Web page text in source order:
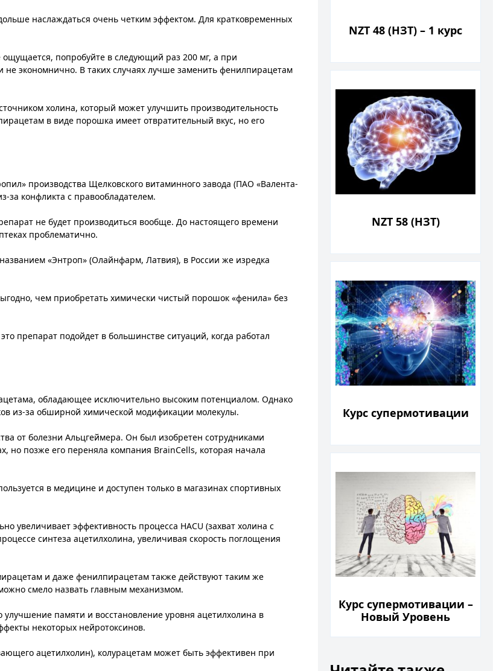
наслаждаться очень четким эффектом. Для кратковременных
попробуйте в следующий раз 200 мг, а при
экономнично. В таких случаях лучше заменить фенилпирацетам
холина, который может улучшить производительность
в виде порошка имеет отвратительный вкус, но его
производства Щелковского витаминного завода (ПАО «Валента-
за конфликта с правообладателем.
не будет производиться вообще. До настоящего времени
проблематично.
«Энтроп» (Олайнфарм, Латвия), в России же изредка
чем приобретать химически чистый порошок «фенила» без
препарат подойдет в большинстве ситуаций, когда работал
обладающее исключительно высоким потенциалом. Однако
из-за обширной химической модификации молекулы.
от болезни Альцгеймера. Он был изобретен сотрудниками
но позже его переняла компания BrainCells, которая начала
в медицине и доступен только в магазинах спортивных
увеличивает эффективность процесса HACU (захват холина с
синтеза ацетилхолина, увеличивая скорость поглощения
и даже фенилпирацетам также действуют таким же
смело назвать главным механизмом.
памяти и восстановление уровня ацетилхолина в
некоторых нейротоксинов.
ацетилхолин), колурацетам может быть эффективен при
NZT 48 (НЗТ) – 1 курс
NZT 58 (НЗТ)
Курс супермотивации
Курс супермотивации –
Новый Уровень